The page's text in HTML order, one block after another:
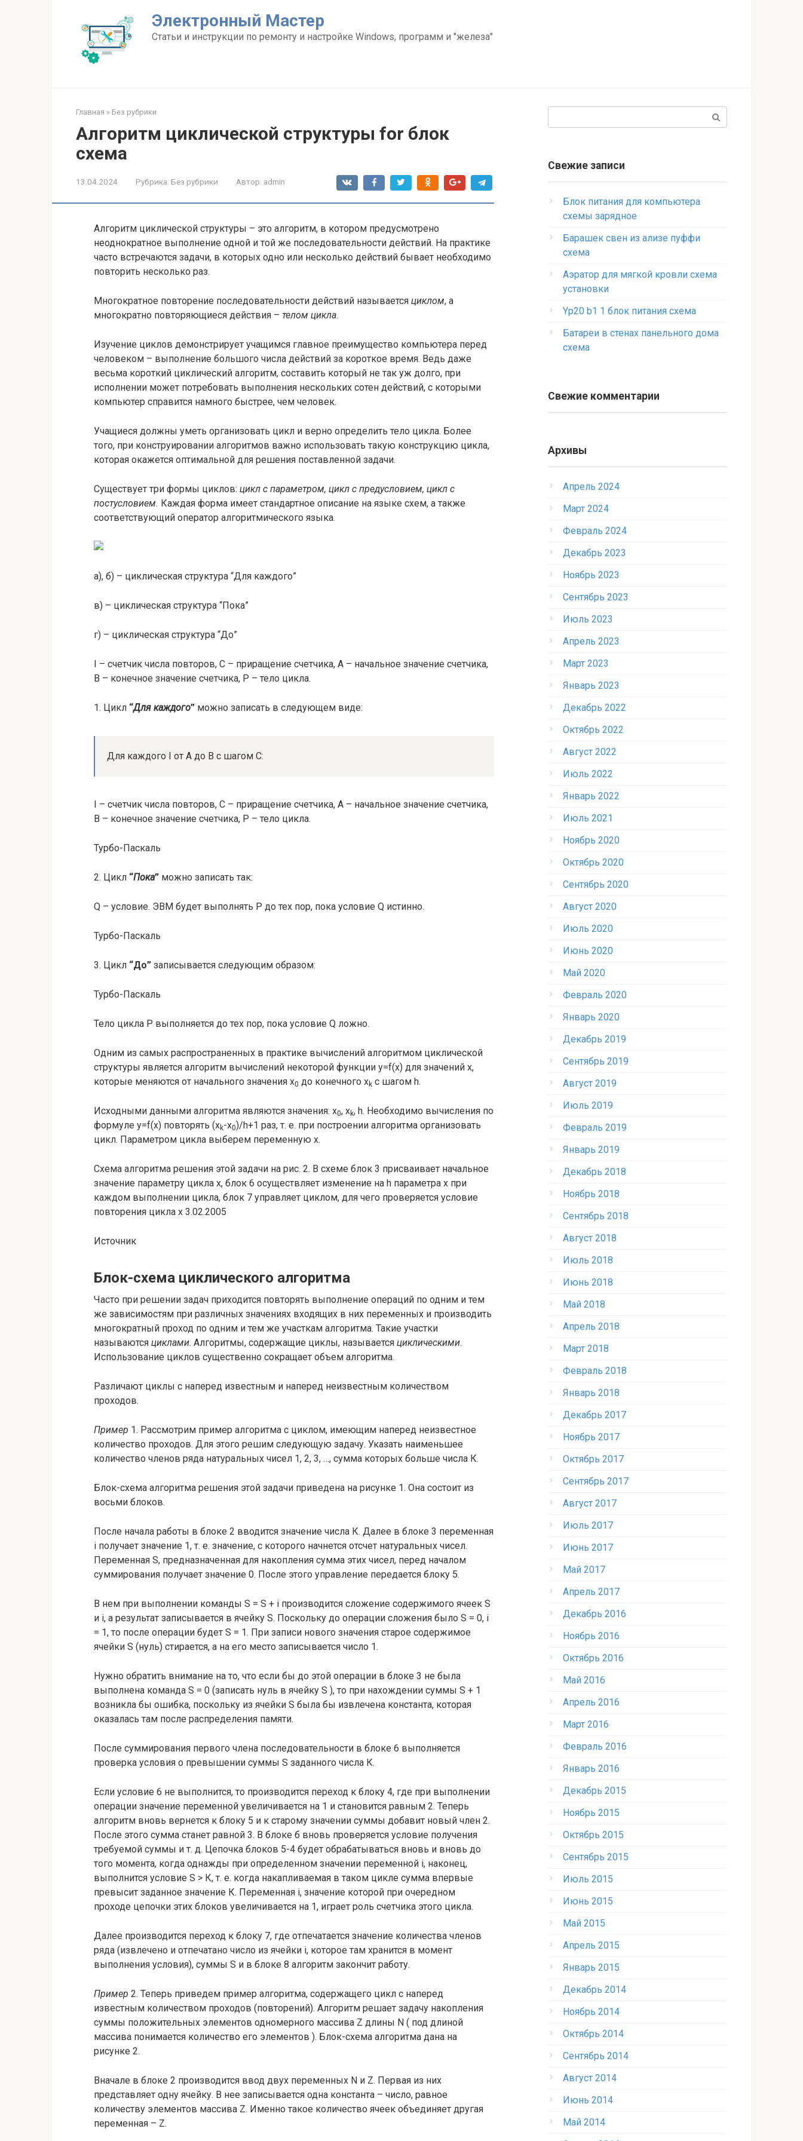
Электронный Мастер
Статьи и инструкции по ремонту и настройке Windows, программ и "железа"
Главная » Без рубрики
Алгоритм циклической структуры for блок
схема
13.04.2024 Рубрика: Без рубрики Автор: admin
Алгоритм циклической структуры – это алгоритм, в котором предусмотрено
неоднократное выполнение одной и той же последовательности действий. На практике
часто встречаются задачи, в которых одно или несколько действий бывает необходимо
повторить несколько раз.
Многократное повторение последовательности действий называется циклом, а
многократно повторяющиеся действия – телом цикла.
Изучение циклов демонстрирует учащимся главное преимущество компьютера перед
человеком – выполнение большого числа действий за короткое время. Ведь даже
весьма короткий циклический алгоритм, составить который не так уж долго, при
исполнении может потребовать выполнения нескольких сотен действий, с которыми
компьютер справится намного быстрее, чем человек.
Учащиеся должны уметь организовать цикл и верно определить тело цикла. Более
того, при конструировании алгоритмов важно использовать такую конструкцию цикла,
которая окажется оптимальной для решения поставленной задачи.
Существует три формы циклов: цикл с параметром, цикл с предусловием, цикл с
постусловием. Каждая форма имеет стандартное описание на языке схем, а также
соответствующий оператор алгоритмического языка.
а), б) – циклическая структура “Для каждого”
в) – циклическая структура “Пока”
г) – циклическая структура “До”
I – счетчик числа повторов, C – приращение счетчика, A – начальное значение счетчика,
B – конечное значение счетчика, P – тело цикла.
1. Цикл “Для каждого” можно записать в следующем виде:
Для каждого I от A до B с шагом С:
I – счетчик числа повторов, C – приращение счетчика, A – начальное значение счетчика,
B – конечное значение счетчика, P – тело цикла.
Турбо-Паскаль
2. Цикл “Пока” можно записать так:
Q – условие. ЭВМ будет выполнять P до тех пор, пока условие Q истинно.
Турбо-Паскаль
3. Цикл “До” записывается следующим образом:
Турбо-Паскаль
Тело цикла P выполняется до тех пор, пока условие Q ложно.
Одним из самых распространенных в практике вычислений алгоритмом циклической
структуры является алгоритм вычислений некоторой функции y=f(x) для значений x,
которые меняются от начального значения x0 до конечного xk с шагом h.
Исходными данными алгоритма являются значения: x0, xk, h. Необходимо вычисления по
формуле y=f(x) повторять (xk-x0)/h+1 раз, т. е. при построении алгоритма организовать
цикл. Параметром цикла выберем переменную x.
Схема алгоритма решения этой задачи на рис. 2. В схеме блок 3 присваивает начальное
значение параметру цикла x, блок 6 осуществляет изменение на h параметра x при
каждом выполнении цикла, блок 7 управляет циклом, для чего проверяется условие
повторения цикла x 3.02.2005
Источник
Блок-схема циклического алгоритма
Часто при решении задач приходится повторять выполнение операций по одним и тем
же зависимостям при различных значениях входящих в них переменных и производить
многократный проход по одним и тем же участкам алгоритма. Такие участки
называются циклами. Алгоритмы, содержащие циклы, называется циклическими.
Использование циклов существенно сокращает объем алгоритма.
Различают циклы с наперед известным и наперед неизвестным количеством
проходов.
Пример 1. Рассмотрим пример алгоритма с циклом, имеющим наперед неизвестное
количество проходов. Для этого решим следующую задачу. Указать наименьшее
количество членов ряда натуральных чисел 1, 2, 3, …, сумма которых больше числа К.
Блок-схема алгоритма решения этой задачи приведена на рисунке 1. Она состоит из
восьми блоков.
После начала работы в блоке 2 вводится значение числа К. Далее в блоке 3 переменная
i получает значение 1, т. е. значение, с которого начнется отсчет натуральных чисел.
Переменная S, предназначенная для накопления сумма этих чисел, перед началом
суммирования получает значение 0. После этого управление передается блоку 5.
В нем при выполнении команды S = S + i производится сложение содержимого ячеек S
и i, а результат записывается в ячейку S. Поскольку до операции сложения было S = 0, i
= 1, то после операции будет S = 1. При записи нового значения старое содержимое
ячейки S (нуль) стирается, а на его место записывается число 1.
Нужно обратить внимание на то, что если бы до этой операции в блоке 3 не была
выполнена команда S = 0 (записать нуль в ячейку S ), то при нахождении суммы S + 1
возникла бы ошибка, поскольку из ячейки S была бы извлечена константа, которая
оказалась там после распределения памяти.
После суммирования первого члена последовательности в блоке 6 выполняется
проверка условия о превышении суммы S заданного числа К.
Если условие 6 не выполнится, то производится переход к блоку 4, где при выполнении
операции значение переменной увеличивается на 1 и становится равным 2. Теперь
алгоритм вновь вернется к блоку 5 и к старому значении суммы добавит новый член 2.
После этого сумма станет равной 3. В блоке б вновь проверяется условие получения
требуемой суммы и т. д. Цепочка блоков 5-4 будет обрабатываться вновь и вновь до
того момента, когда однажды при определенном значении переменной i, наконец,
выполнится условие S > К, т. е. когда накапливаемая в таком цикле сумма впервые
превысит заданное значение К. Переменная i, значение которой при очередном
проходе цепочки этих блоков увеличивается на 1, играет роль счетчика этого цикла.
Далее производится переход к блоку 7, где отпечатается значение количества членов
ряда (извлечено и отпечатано число из ячейки i, которое там хранится в момент
выполнения условия), суммы S и в блоке 8 алгоритм закончит работу.
Пример 2. Теперь приведем пример алгоритма, содержащего цикл с наперед
известным количеством проходов (повторений). Алгоритм решает задачу накопления
суммы положительных элементов одномерного массива Z длины N ( под длиной
массива понимается количество его элементов ). Блок-схема алгоритма дана на
рисунке 2.
Вначале в блоке 2 производится ввод двух переменных N и Z. Первая из них
представляет одну ячейку. В нее записывается одна константа – число, равное
количеству элементов массива Z. Именно такое количество ячеек объединяет другая
переменная – Z.
Свежие записи
Блок питания для компьютера
схемы зарядное
Барашек свен из ализе пуффи
схема
Аэратор для мягкой кровли схема
установки
Yp20 b1 1 блок питания схема
Батареи в стенах панельного дома
схема
Свежие комментарии
Архивы
Апрель 2024
Март 2024
Февраль 2024
Декабрь 2023
Ноябрь 2023
Сентябрь 2023
Июль 2023
Апрель 2023
Март 2023
Январь 2023
Декабрь 2022
Октябрь 2022
Август 2022
Июль 2022
Январь 2022
Июль 2021
Ноябрь 2020
Октябрь 2020
Сентябрь 2020
Август 2020
Июль 2020
Июнь 2020
Май 2020
Февраль 2020
Январь 2020
Декабрь 2019
Сентябрь 2019
Август 2019
Июль 2019
Февраль 2019
Январь 2019
Декабрь 2018
Ноябрь 2018
Сентябрь 2018
Август 2018
Июль 2018
Июнь 2018
Май 2018
Апрель 2018
Март 2018
Февраль 2018
Январь 2018
Декабрь 2017
Ноябрь 2017
Октябрь 2017
Сентябрь 2017
Август 2017
Июль 2017
Июнь 2017
Май 2017
Апрель 2017
Декабрь 2016
Ноябрь 2016
Октябрь 2016
Май 2016
Апрель 2016
Март 2016
Февраль 2016
Январь 2016
Декабрь 2015
Ноябрь 2015
Октябрь 2015
Сентябрь 2015
Июль 2015
Июнь 2015
Май 2015
Апрель 2015
Январь 2015
Декабрь 2014
Ноябрь 2014
Октябрь 2014
Сентябрь 2014
Август 2014
Июнь 2014
Май 2014